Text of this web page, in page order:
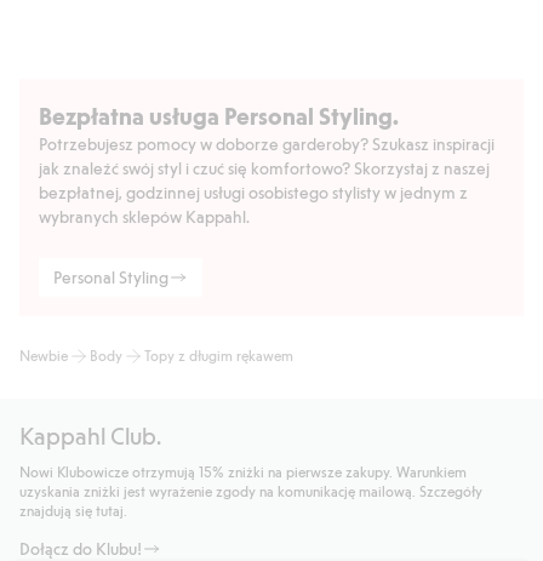
Bezpłatna usługa Personal Styling.
Potrzebujesz pomocy w doborze garderoby? Szukasz inspiracji
jak znaleźć swój styl i czuć się komfortowo? Skorzystaj z naszej
bezpłatnej, godzinnej usługi osobistego stylisty w jednym z
wybranych sklepów Kappahl.
Personal Styling
Newbie Body Topy z długim rękawem
Kappahl Club.
Nowi Klubowicze otrzymują 15% zniżki na pierwsze zakupy. Warunkiem
uzyskania zniżki jest wyrażenie zgody na komunikację mailową. Szczegóły
znajdują się tutaj.
Dołącz do Klubu!